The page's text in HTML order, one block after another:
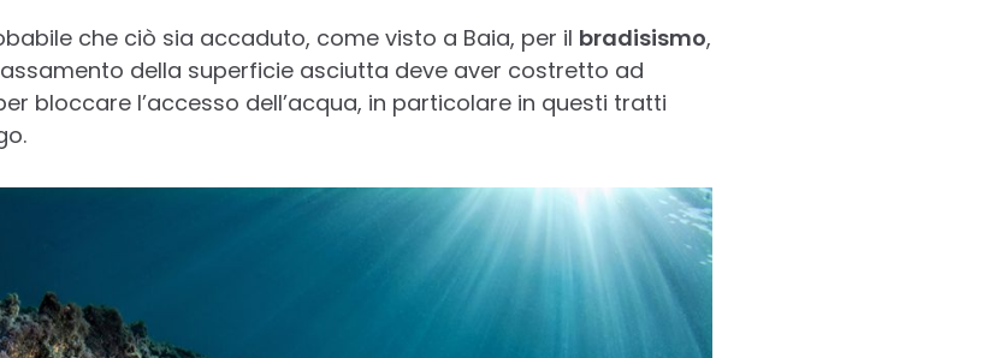
che ciò sia accaduto, come visto a Baia, per il bradisismo,
della superficie asciutta deve aver costretto ad
bloccare l’accesso dell’acqua, in particolare in questi tratti